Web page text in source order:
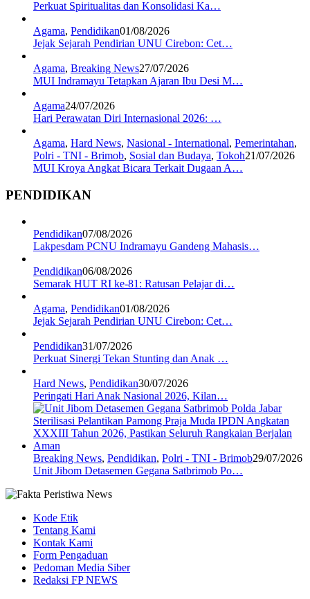
Perkuat Spiritualitas dan Konsolidasi Ka…
Agama, Pendidikan01/08/2026
Jejak Sejarah Pendirian UNU Cirebon: Cet…
Agama, Breaking News27/07/2026
MUI Indramayu Tetapkan Ajaran Ibu Desi M…
Agama24/07/2026
Hari Perawatan Diri Internasional 2026: …
Agama, Hard News, Nasional - International, Pemerintahan,
Polri - TNI - Brimob, Sosial dan Budaya, Tokoh21/07/2026
MUI Kroya Angkat Bicara Terkait Dugaan A…
PENDIDIKAN
Pendidikan07/08/2026
Lakpesdam PCNU Indramayu Gandeng Mahasis…
Pendidikan06/08/2026
Semarak HUT RI ke-81: Ratusan Pelajar di…
Agama, Pendidikan01/08/2026
Jejak Sejarah Pendirian UNU Cirebon: Cet…
Pendidikan31/07/2026
Perkuat Sinergi Tekan Stunting dan Anak …
Hard News, Pendidikan30/07/2026
Peringati Hari Anak Nasional 2026, Kilan…
Breaking News, Pendidikan, Polri - TNI - Brimob29/07/2026
Unit Jibom Detasemen Gegana Satbrimob Po…
Kode Etik
Tentang Kami
Kontak Kami
Form Pengaduan
Pedoman Media Siber
Redaksi FP NEWS